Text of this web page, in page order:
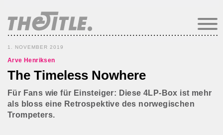
1. NOVEMBER 2019
Arve Henriksen
The Timeless Nowhere
Für Fans wie für Einsteiger: Diese 4LP-Box ist mehr
als bloss eine Retrospektive des norwegischen
Trompeters.